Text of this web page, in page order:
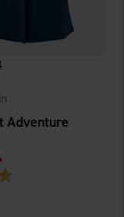
Adventure